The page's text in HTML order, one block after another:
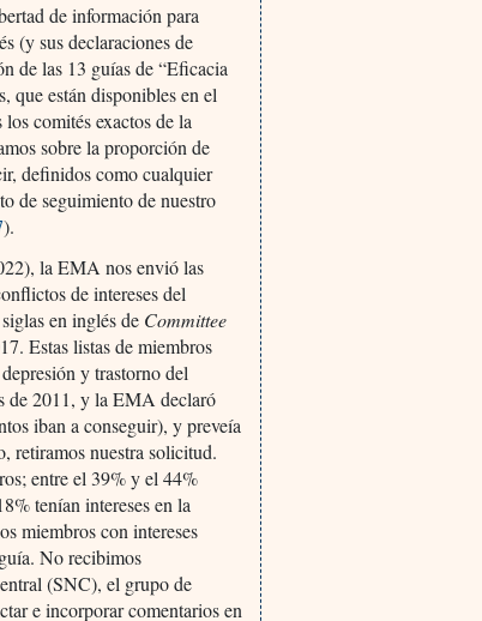
de información para
(y sus declaraciones de
de las 13 guías de “Eficacia
que están disponibles en el
comités exactos de la
sobre la proporción de
definidos como cualquier
de seguimiento de nuestro
).
la EMA nos envió las
de intereses del
en inglés de Committee
Estas listas de miembros
y trastorno del
de 2011, y la EMA declaró
iban a conseguir), y preveía
retiramos nuestra solicitud.
entre el 39% y el 44%
tenían intereses en la
miembros con intereses
No recibimos
(SNC), el grupo de
e incorporar comentarios en